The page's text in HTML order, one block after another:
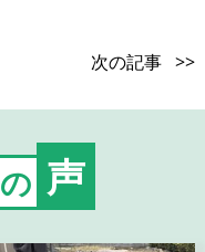
次の記事 >>
の 声